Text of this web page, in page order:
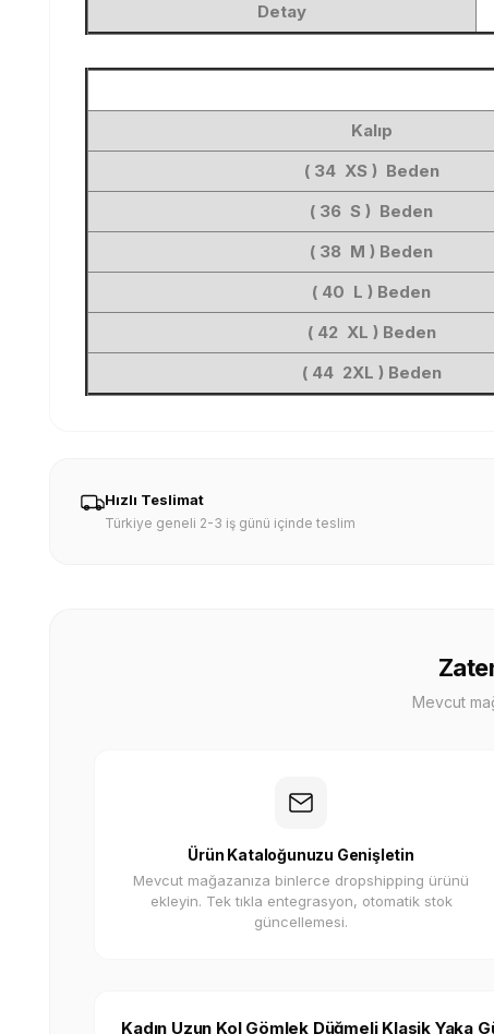
Detay
Kalıp
( 34 XS ) Beden
( 36 S ) Beden
( 38 M ) Beden
( 40 L ) Beden
( 42 XL ) Beden
( 44 2XL ) Beden
Hızlı Teslimat
Türkiye geneli 2-3 iş günü içinde teslim
Mevcut
Ürün Kataloğunuzu Genişletin
Mevcut mağazanıza binlerce dropshipping ürünü
ekleyin. Tek tıkla entegrasyon, otomatik stok
güncellemesi.
Kadın Uzun Kol Gömlek Düğmeli Klasik Yaka